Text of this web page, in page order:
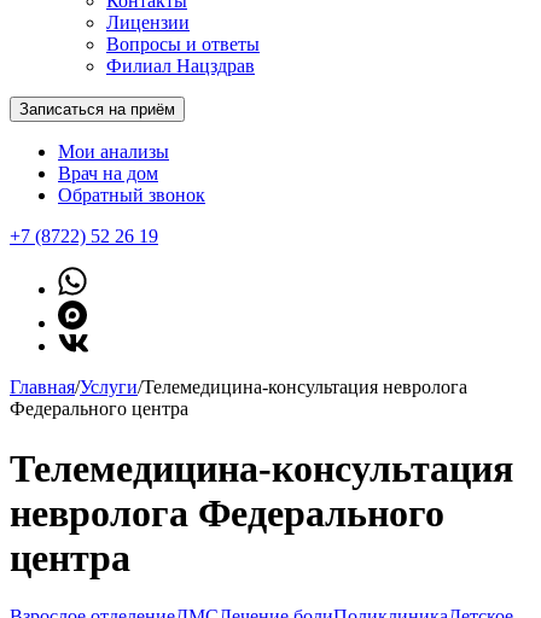
Лицензии
Вопросы и ответы
Филиал Нацздрав
Записаться на приём
Мои анализы
Врач на дом
Обратный звонок
+7 (8722) 52 26 19
Главная/Услуги/Телемедицина-консультация невролога
Федерального центра
Телемедицина-консультация
невролога Федерального
центра